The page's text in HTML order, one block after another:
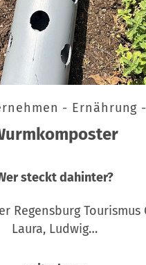
- Ernährung -
steckt dahinter?
Regensburg Tourismus
Laura, Ludwig…